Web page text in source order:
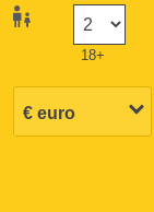
18+